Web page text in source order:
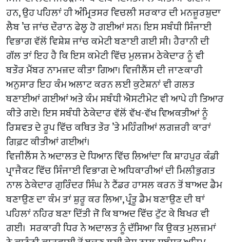
ਹਨ, ਉਹ ਪਹਿਲਾਂ ਹੀ ਅੰਮ੍ਰਿਤਸਰ ਵਿਚਲੀ ਸਰਕਾਰ ਦੀ ਮਨਜ਼ੂਰਸ਼ੁਦਾ
ਲੈਬ ’ਚ ਜਾਂਚ ਦੌਰਾਨ ਫੇਲ੍ਹ ਹੋ ਗਈਆਂ ਸਨ। ਇਸ ਸਬੰਧੀ ਸਿੰਜਾਈ
ਵਿਭਾਗ ਵੱਲੋਂ ਵਿਸ਼ੇਸ਼ ਜਾਂਚ ਕਮੇਟੀ ਬਣਾਈ ਗਈ ਸੀ। ਹੈਰਾਨੀ ਦੀ
ਗੱਲ ਤਾਂ ਇਹ ਹੈ ਕਿ ਇਸ ਕਮੇਟੀ ਵਿੱਚ ਮੁਲਜ਼ਮ ਠੇਕੇਦਾਰ ਨੂੰ ਵੀ
ਬਤੌਰ ਮੈਂਬਰ ਨਾਮਜ਼ਦ ਕੀਤਾ ਗਿਆ। ਵਿਜੀਲੈਂਸ ਦੀ ਜਾਣਕਾਰੀ
ਅਨੁਸਾਰ ਇਹ ਕੰਮ ਅਲਾਟ ਕਰਨ ਲਈ ਕੁਟੇਸ਼ਨਾਂ ਵੀ ਗਲਤ
ਬਣਾਈਆਂ ਗਈਆਂ ਅਤੇ ਕੰਮ ਸਬੰਧੀ ਐਸਟੀਮੇਟ ਵੀ ਆਪੇ ਹੀ ਤਿਆਰ
ਕੀਤੇ ਗਏ। ਇਸ ਸਬੰਧੀ ਠੇਕੇਦਾਰ ਵੱਲੋਂ ਵੱਖ-ਵੱਖ ਵਿਅਕਤੀਆਂ ਨੂੰ
ਰਿਸ਼ਵਤ ਦੇ ਰੂਪ ਵਿੱਚ ਕਥਿਤ ਤੌਰ ’ਤੇ ਮਹਿੰਗੀਆਂ ਲਗਜ਼ਰੀ ਕਾਰਾਂ
ਗਿਫ਼ਟ ਕੀਤੀਆਂ ਗਈਆਂ।
ਵਿਜੀਲੈਂਸ ਨੇ ਅਦਾਲਤ ਦੇ ਧਿਆਨ ਵਿੱਚ ਲਿਆਂਦਾ ਕਿ ਸ਼ਾਹਪੁਰ ਕੰਡੀ
ਪ੍ਰਾਜੈਕਟ ਵਿੱਚ ਸਿੰਜਾਈ ਵਿਭਾਗ ਦੇ ਅਧਿਕਾਰੀਆਂ ਦੀ ਮਿਲੀਭੁਗਤ
ਨਾਲ ਠੇਕੇਦਾਰ ਗੁਰਿੰਦਰ ਸਿੰਘ ਨੇ ਟੈਂਡਰ ਹਾਸਲ ਕਰਨ ਤੋਂ ਬਾਅਦ ਡੈਮ
ਬਣਾਉਣ ਦਾ ਕੰਮ ਤਾਂ ਸ਼ੁਰੂ ਕਰ ਲਿਆ, ਪ੍ਰੰਤੂ ਡੈਮ ਬਣਾਉਣ ਦੀ ਥਾਂ
ਪਹਿਲਾਂ ਨਹਿਰ ਬਣਾ ਦਿੱਤੀ ਜੋ ਕਿ ਬਾਅਦ ਵਿੱਚ ਟੁੱਟ ਕੇ ਬਿਖਰ ਵੀ
ਗਈ। ਸਰਕਾਰੀ ਧਿਰ ਨੇ ਅਦਾਲਤ ਨੂੰ ਦੱਸਿਆ ਕਿ ਉਕਤ ਮੁਲਜ਼ਮਾਂ